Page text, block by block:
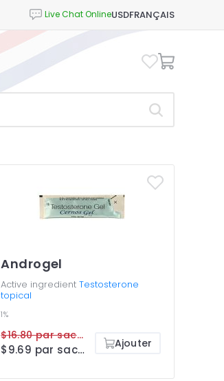
USDFRANÇAIS
Androgel
Active ingredient Testosterone
topical
1%
$16.80 par sachet
$9.69 par sachet Ajouter